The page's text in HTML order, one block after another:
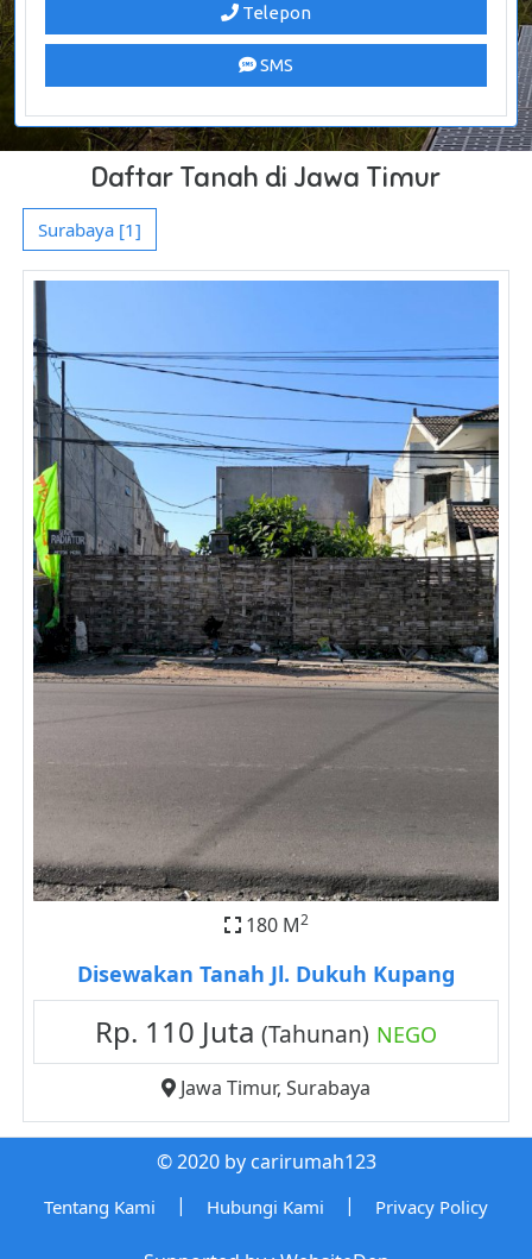
Telepon
SMS
Daftar Tanah di Jawa Timur
Surabaya [1]
180 M2
Disewakan Tanah Jl. Dukuh Kupang
Rp. 110 Juta (Tahunan) NEGO
Jawa Timur, Surabaya
© 2020 by carirumah123
Tentang Kami | Hubungi Kami | Privacy Policy